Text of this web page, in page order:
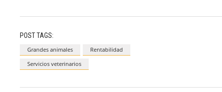
POST TAGS:
Grandes animales
Rentabilidad
Servicios veterinarios